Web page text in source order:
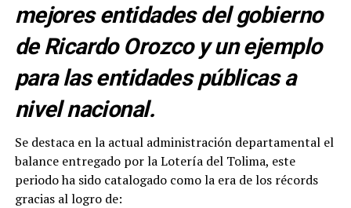
mejores entidades del gobierno
de Ricardo Orozco y un ejemplo
para las entidades públicas a
nivel nacional.
Se destaca en la actual administración departamental el
balance entregado por la Lotería del Tolima, este
periodo ha sido catalogado como la era de los récords
gracias al logro de: